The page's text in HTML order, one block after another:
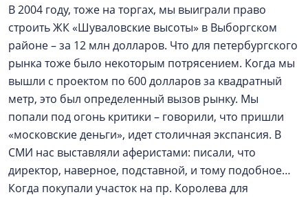
В 2004 году, тоже на торгах, мы выиграли право
строить ЖК «Шуваловские высоты» в Выборгском
районе – за 12 млн долларов. Что для петербургского
рынка тоже было некоторым потрясением. Когда мы
вышли с проектом по 600 долларов за квадратный
метр, это был определенный вызов рынку. Мы
попали под огонь критики – говорили, что пришли
«московские деньги», идет столичная экспансия. В
СМИ нас выставляли аферистами: писали, что
директор, наверное, подставной, и тому подобное…
Когда покупали участок на пр. Королева для